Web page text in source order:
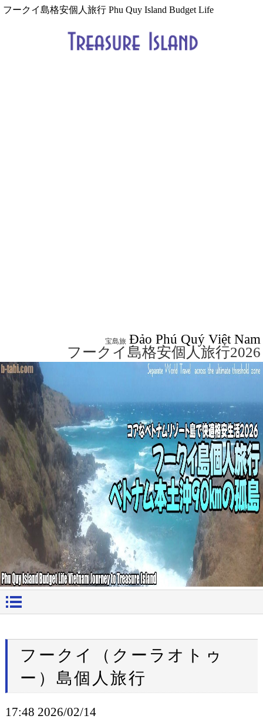
フークイ島格安個人旅行 Phu Quy Island Budget Life
宝島旅 Đảo Phú Quý Việt Nam
フークイ島格安個人旅行2026
フークイ（クーラオトゥ
ー）島個人旅行
17:48 2026/02/14